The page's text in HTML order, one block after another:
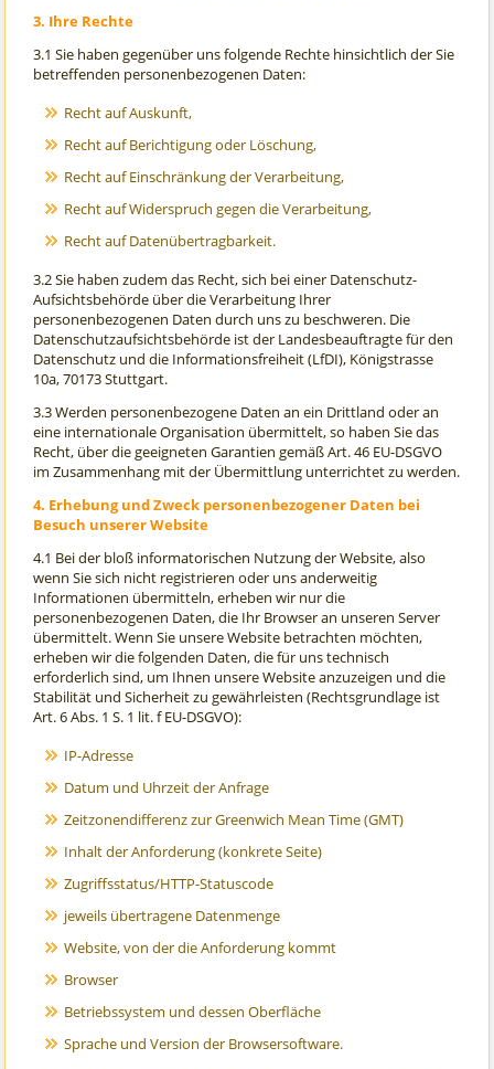
3. Ihre Rechte
3.1 Sie haben gegenüber uns folgende Rechte hinsichtlich der Sie
betreffenden personenbezogenen Daten:
Recht auf Auskunft,
Recht auf Berichtigung oder Löschung,
Recht auf Einschränkung der Verarbeitung,
Recht auf Widerspruch gegen die Verarbeitung,
Recht auf Datenübertragbarkeit.
3.2 Sie haben zudem das Recht, sich bei einer Datenschutz-
Aufsichtsbehörde über die Verarbeitung Ihrer
personenbezogenen Daten durch uns zu beschweren. Die
Datenschutzaufsichtsbehörde ist der Landesbeauftragte für den
Datenschutz und die Informationsfreiheit (LfDI), Königstrasse
10a, 70173 Stuttgart.
3.3 Werden personenbezogene Daten an ein Drittland oder an
eine internationale Organisation übermittelt, so haben Sie das
Recht, über die geeigneten Garantien gemäß Art. 46 EU-DSGVO
im Zusammenhang mit der Übermittlung unterrichtet zu werden.
4. Erhebung und Zweck personenbezogener Daten bei
Besuch unserer Website
4.1 Bei der bloß informatorischen Nutzung der Website, also
wenn Sie sich nicht registrieren oder uns anderweitig
Informationen übermitteln, erheben wir nur die
personenbezogenen Daten, die Ihr Browser an unseren Server
übermittelt. Wenn Sie unsere Website betrachten möchten,
erheben wir die folgenden Daten, die für uns technisch
erforderlich sind, um Ihnen unsere Website anzuzeigen und die
Stabilität und Sicherheit zu gewährleisten (Rechtsgrundlage ist
Art. 6 Abs. 1 S. 1 lit. f EU-DSGVO):
IP-Adresse
Datum und Uhrzeit der Anfrage
Zeitzonendifferenz zur Greenwich Mean Time (GMT)
Inhalt der Anforderung (konkrete Seite)
Zugriffsstatus/HTTP-Statuscode
jeweils übertragene Datenmenge
Website, von der die Anforderung kommt
Browser
Betriebssystem und dessen Oberfläche
Sprache und Version der Browsersoftware.